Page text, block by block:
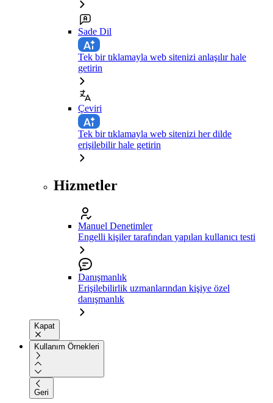
Sade Dil
Tek bir tıklamayla web sitenizi anlaşılır hale
getirin
Çeviri
Tek bir tıklamayla web sitenizi her dilde
erişilebilir hale getirin
Hizmetler
Manuel Denetimler
Engelli kişiler tarafından yapılan kullanıcı testi
Danışmanlık
Erişilebilirlik uzmanlarından kişiye özel
danışmanlık
Kapat
Kullanım Örnekleri
Geri